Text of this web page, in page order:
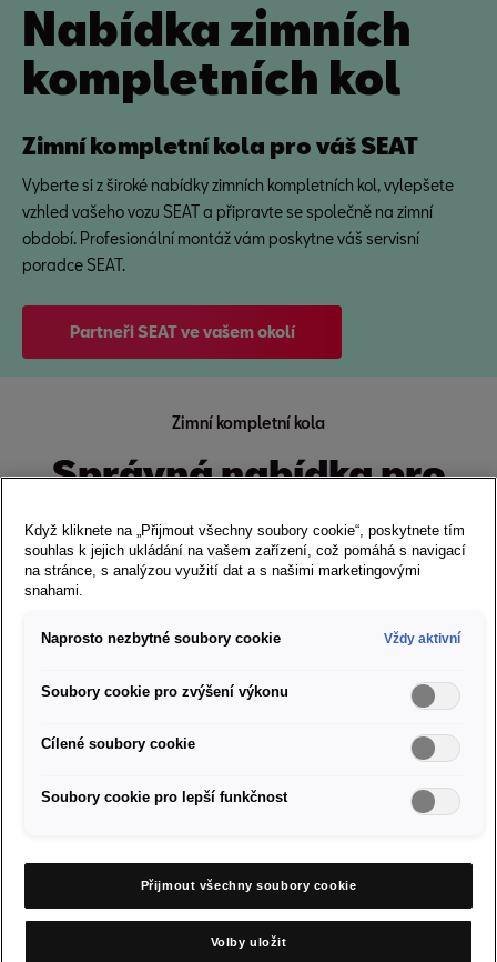
Nabídka zimních
kompletních kol
Zimní kompletní kola pro váš SEAT
Vyberte si z široké nabídky zimních kompletních kol, vylepšete
vzhled vašeho vozu SEAT a připravte se společně na zimní
období. Profesionální montáž vám poskytne váš servisní
poradce SEAT.
Partneři SEAT ve vašem okolí
Zimní kompletní kola
Správná nabídka pro
Ibiza
Partneři SEAT ve vašem okolí
Když kliknete na „Přijmout všechny soubory cookie“, poskytnete tím
souhlas k jejich ukládání na vašem zařízení, což pomáhá s navigací
na stránce, s analýzou využití dat a s našimi marketingovými
snahami.
Naprosto nezbytné soubory cookie Vždy aktivní
Soubory cookie pro zvýšení výkonu
Cílené soubory cookie
Soubory cookie pro lepší funkčnost
Přijmout všechny soubory cookie
Volby uložit